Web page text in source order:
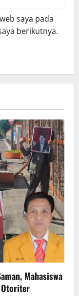
saya pada
berikutnya.
Mahasiswa
Otoriter